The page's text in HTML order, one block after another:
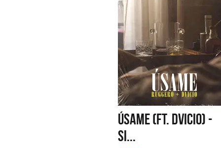
ÚSAME (FT. DVICIO) -
SI...